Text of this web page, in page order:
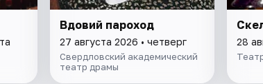
Вдовий пароход
27 августа 2026 • четверг
Свердловский академический
театр драмы
28